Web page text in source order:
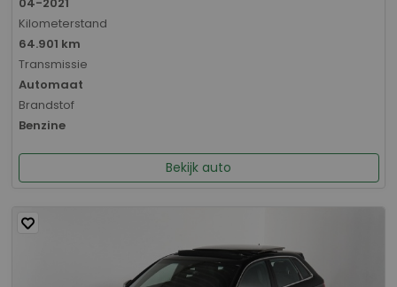
04-2021
Kilometerstand
64.901 km
Transmissie
Automaat
Brandstof
Benzine
Bekijk auto